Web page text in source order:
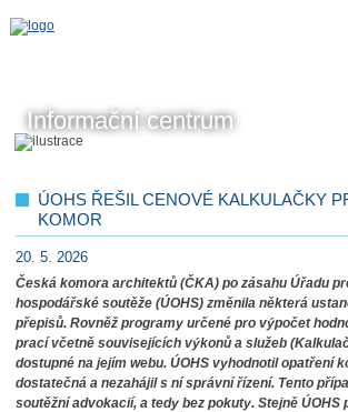
Informační centrum
ÚOHS ŘEŠIL CENOVÉ KALKULAČKY
KOMOR
20. 5. 2026
Česká komora architektů (ČKA) po zásahu Úřadu
hospodářské soutěže (ÚOHS) změnila některá
přepisů. Rovněž programy určené pro výpočet
prací včetně souvisejících výkonů a služeb
dostupné na jejím webu. ÚOHS vyhodnotil opatření
dostatečná a nezahájil s ní správní řízení. Tento
soutěžní advokacií, a tedy bez pokuty. Stejně ÚOHS